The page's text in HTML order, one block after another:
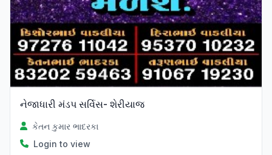
નેજાધારી મંડપ સર્વિસ- શેરીયાજ
કેતન કુમાર ભાદરકા
Login to view